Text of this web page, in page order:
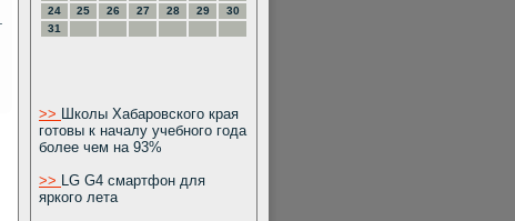
24
25 26 27 28 29
30
31
>> Школы Хабаровского края
готовы к началу учебного года
более чем на 93%
>> LG G4 смартфон для
яркого лета